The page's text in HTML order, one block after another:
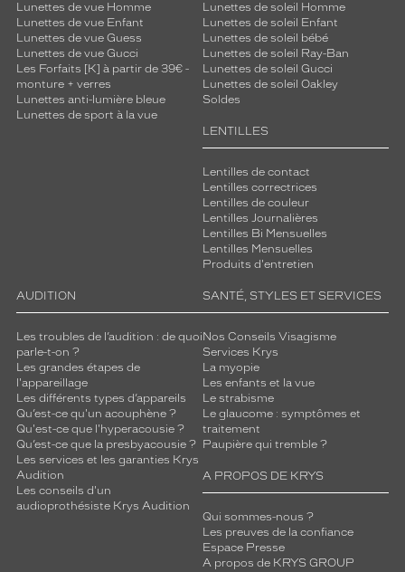
Lunettes de vue Homme
Lunettes de vue Enfant
Lunettes de vue Guess
Lunettes de vue Gucci
Les Forfaits [K] à partir de 39€ -
monture + verres
Lunettes anti-lumière bleue
Lunettes de sport à la vue
Lunettes de soleil Homme
Lunettes de soleil Enfant
Lunettes de soleil bébé
Lunettes de soleil Ray-Ban
Lunettes de soleil Gucci
Lunettes de soleil Oakley
Soldes
LENTILLES
Lentilles de contact
Lentilles correctrices
Lentilles de couleur
Lentilles Journalières
Lentilles Bi Mensuelles
Lentilles Mensuelles
Produits d'entretien
AUDITION
Les troubles de l’audition : de quoi
parle-t-on ?
Les grandes étapes de
l'appareillage
Les différents types d’appareils
Qu’est-ce qu'un acouphène ?
Qu'est-ce que l'hyperacousie ?
Qu’est-ce que la presbyacousie ?
Les services et les garanties Krys
Audition
Les conseils d'un
audioprothésiste Krys Audition
SANTÉ, STYLES ET SERVICES
Nos Conseils Visagisme
Services Krys
La myopie
Les enfants et la vue
Le strabisme
Le glaucome : symptômes et
traitement
Paupière qui tremble ?
A PROPOS DE KRYS
Qui sommes-nous ?
Les preuves de la confiance
Espace Presse
A propos de KRYS GROUP